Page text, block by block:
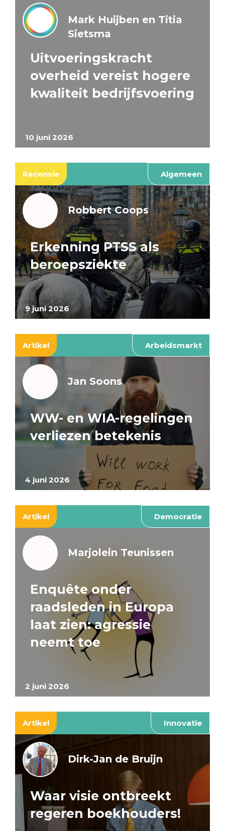
10 juni 2026
Mark Huijben en Titia
Sietsma
Uitvoeringskracht
overheid vereist hogere
kwaliteit bedrijfsvoering
Recensie Algemeen
9 juni 2026
Robbert Coops
Erkenning PTSS als
beroepsziekte
Artikel Arbeidsmarkt
4 juni 2026
Jan Soons
WW- en WIA-regelingen
verliezen betekenis
Artikel Democratie
2 juni 2026
Marjolein Teunissen
Enquête onder
raadsleden in Europa
laat zien: agressie
neemt toe
Artikel Innovatie
Dirk-Jan de Bruijn
Waar visie ontbreekt
regeren boekhouders!